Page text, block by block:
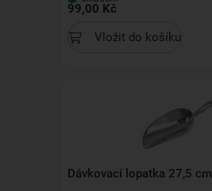
99,00 Kč
Vložit do košíku
Dávkovací lopatka 27,5 cm